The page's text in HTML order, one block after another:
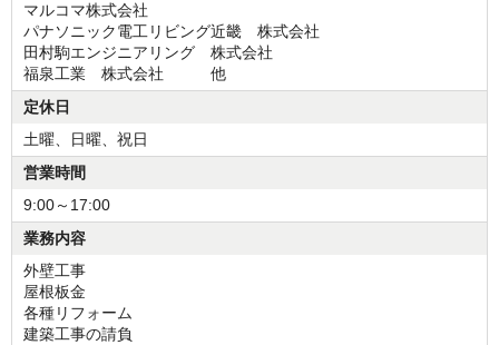
マルコマ株式会社
パナソニック電工リビング近畿 株式会社
田村駒エンジニアリング 株式会社
福泉工業 株式会社 他
定休日
土曜、日曜、祝日
営業時間
9:00～17:00
業務内容
外壁工事
屋根板金
各種リフォーム
建築工事の請負